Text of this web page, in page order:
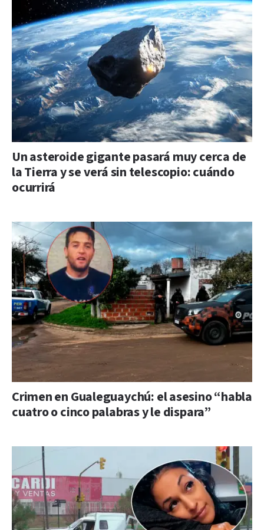
Un asteroide gigante pasará muy cerca de
la Tierra y se verá sin telescopio: cuándo
ocurrirá
Crimen en Gualeguaychú: el asesino “habla
cuatro o cinco palabras y le dispara”